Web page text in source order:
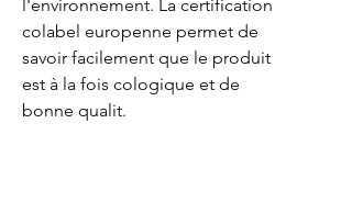
l'environnement. La certification
colabel europenne permet de
savoir facilement que le produit
est à la fois cologique et de
bonne qualit.